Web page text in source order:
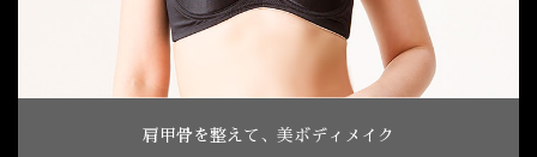
肩甲骨を整えて、美ボディメイク